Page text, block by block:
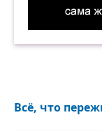
Всё, что